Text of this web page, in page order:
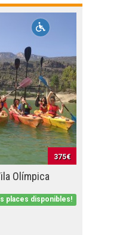
375€
Olímpica
places disponibles!